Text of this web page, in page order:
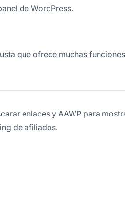
de WordPress.
que ofrece muchas
enlaces y AAWP para
de afiliados.